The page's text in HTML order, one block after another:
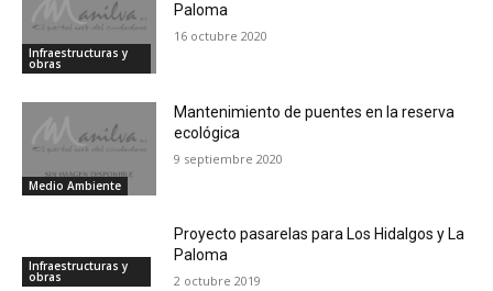
Infraestructuras y
obras
Paloma
16 octubre 2020
Medio Ambiente
Mantenimiento de puentes en la reserva
ecológica
9 septiembre 2020
Infraestructuras y
obras
Proyecto pasarelas para Los Hidalgos y La
Paloma
2 octubre 2019